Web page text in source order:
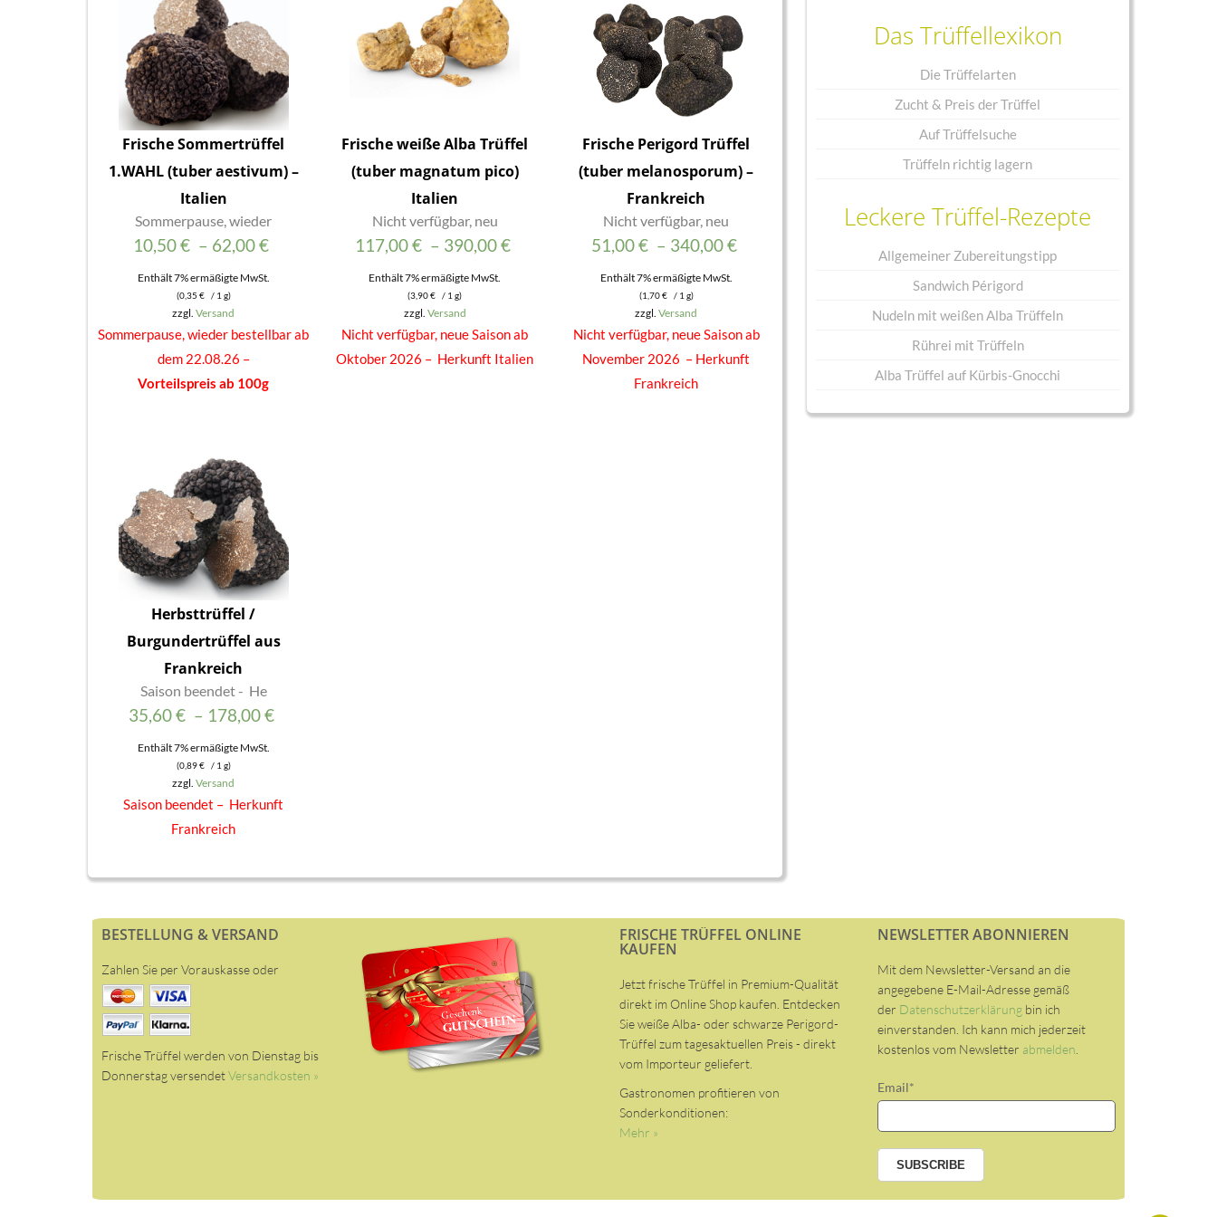
Frische Sommertrüffel
1.WAHL (tuber aestivum) –
Italien
Sommerpause, wieder
10,50€ – 62,00€
Preisspanne:
62,00 €
Enthält 7% ermäßigte MwSt.
(0,35 € / 1 g)
zzgl.Versand
Sommerpause, wieder bestellbar ab
dem 22.08.26 –
Vorteilspreis ab 100g
Frische weiße Alba Trüffel
(tuber magnatum pico)
Italien
Nicht verfügbar, neu
117,00€ – 390,00€
Preisspanne:
390,00 €
Enthält 7% ermäßigte MwSt.
(3,90€ / 1 g)
zzgl. Versand
Nicht verfügbar, neue Saison ab
Oktober 2026 – Herkunft Italien
Frische Perigord Trüffel
(tuber melanosporum) –
Frankreich
Nicht verfügbar, neu
51,00€ – 340,00€
340,00 €
Enthält 7% ermäßigte MwSt.
(1,70€ / 1 g)
zzgl.Versand
Nicht verfügbar, neue Saison ab
November 2026 – Herkunft
Frankreich
Herbsttrüffel /
Burgundertrüffel aus
Frankreich
Saison beendet - He
35,60€ – 178,00€
178,00 €
Enthält 7% ermäßigte MwSt.
(0,89€ / 1 g)
zzgl.Versand
Saison beendet – Herkunft
Frankreich
Das Trüffellexikon
Die Trüffelarten
Zucht & Preis der Trüffel
Auf Trüffelsuche
Trüffeln richtig lagern
Leckere Trüffel-Rezepte
Allgemeiner Zubereitungstipp
Sandwich Périgord
Nudeln mit weißen Alba Trüffeln
Rührei mit Trüffeln
Alba Trüffel auf Kürbis-Gnocchi
BESTELLUNG & VERSAND
Zahlen Sie per Vorauskasse oder
Frische Trüffel werden von Dienstag bis
Donnerstag versendetVersandkosten »
FRISCHE TRÜFFEL ONLINE
KAUFEN
Jetzt frische Trüffel in Premium-Qualität
direkt im Online Shop kaufen. Entdecken
Sie weiße Alba- oder schwarze Perigord-
Trüffel zum tagesaktuellen Preis - direkt
vom Importeur geliefert.
Gastronomen profitieren von
Sonderkonditionen:
Mehr »
NEWSLETTER ABONNIEREN
Mit dem Newsletter-Versand an die
angegebene E-Mail-Adresse gemäß
der Datenschutzerklärung bin ich
einverstanden. Ich kann mich jederzeit
kostenlos vom Newsletter abmelden
Email*